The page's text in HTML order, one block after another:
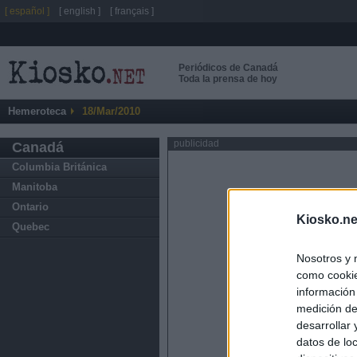
Nosotros y
como
medición
desarrollar
datos de
Periódicos de Canadá
Toda la prensa de hoy
Hemeroteca 18/Mar/2010
Canadá
Columbia Británica
Manitoba
Ontario
Quebec
publicidad
[ español ] [ english ] [ français ]